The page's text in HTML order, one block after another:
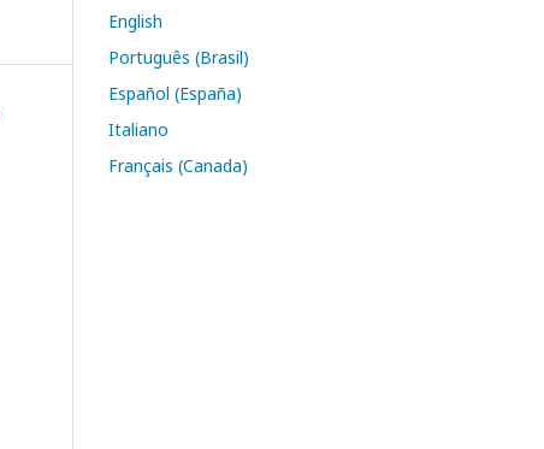
English
Português (Brasil)
Español (España)
Italiano
Français (Canada)